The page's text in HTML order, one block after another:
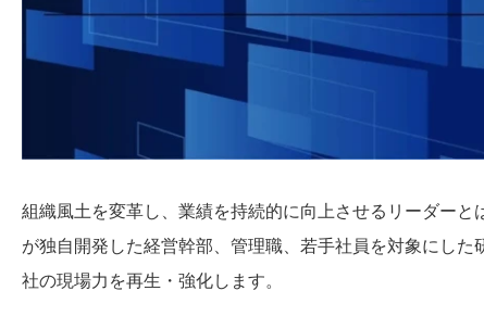
組織風土を変革し、業績を持続的に向上させるリーダー
が独自開発した経営幹部、管理職、若手社員を対象にし
社の現場力を再生・強化します。